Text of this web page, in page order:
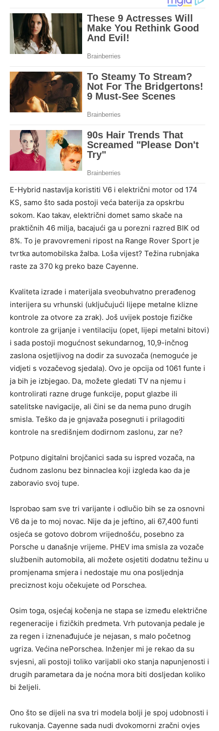
E-Hybrid nastavlja koristiti V6 i električni motor od 174
KS, samo što sada postoji veća baterija za opskrbu
sokom. Kao takav, električni domet samo skače na
praktičnih 46 milja, bacajući ga u porezni razred BIK od
8%. To je pravovremeni ripost na Range Rover Sport je
tvrtka automobilska žalba. Loša vijest? Težina rubnjaka
raste za 370 kg preko baze Cayenne.
Kvaliteta izrade i materijala sveobuhvatno prerađenog
interijera su vrhunski (uključujući lijepe metalne klizne
kontrole za otvore za zrak). Još uvijek postoje fizičke
kontrole za grijanje i ventilaciju (opet, lijepi metalni bitovi)
i sada postoji mogućnost sekundarnog, 10,9-inčnog
zaslona osjetljivog na dodir za suvozača (nemoguće je
vidjeti s vozačevog sjedala). Ovo je opcija od 1061 funte i
ja bih je izbjegao. Da, možete gledati TV na njemu i
kontrolirati razne druge funkcije, poput glazbe ili
satelitske navigacije, ali čini se da nema puno drugih
smisla. Teško da je gnjavaža posegnuti i prilagoditi
kontrole na središnjem dodirnom zaslonu, zar ne?
Potpuno digitalni brojčanici sada su ispred vozača, na
čudnom zaslonu bez binnaclea koji izgleda kao da je
zaboravio svoj tupe.
Isprobao sam sve tri varijante i odlučio bih se za osnovni
V6 da je to moj novac. Nije da je jeftino, ali 67,400 funti
osjeća se gotovo dobrom vrijednošću, posebno za
Porsche u današnje vrijeme. PHEV ima smisla za vozače
službenih automobila, ali možete osjetiti dodatnu težinu u
promjenama smjera i nedostaje mu ona posljednja
preciznost koju očekujete od Porschea.
Osim toga, osjećaj kočenja ne stapa se između električne
regeneracije i fizičkih predmeta. Vrh putovanja pedale je
za regen i iznenađujuće je nejasan, s malo početnog
ugriza. Većina nePorschea. Inženjer mi je rekao da su
svjesni, ali postoji toliko varijabli oko stanja napunjenosti i
drugih parametara da je noćna mora biti dosljedan koliko
bi željeli.
Ono što se dijeli na sva tri modela bolji je spoj udobnosti i
rukovanja. Cayenne sada nudi dvokomorni zračni ovjes